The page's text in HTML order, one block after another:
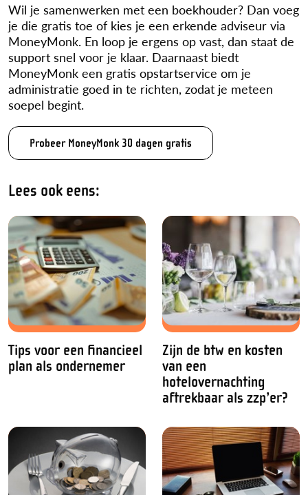
Wil je samenwerken met een boekhouder? Dan voeg
je die gratis toe of kies je een erkende adviseur via
MoneyMonk. En loop je ergens op vast, dan staat de
support snel voor je klaar. Daarnaast biedt
MoneyMonk een gratis opstartservice om je
administratie goed in te richten, zodat je meteen
soepel begint.
Probeer MoneyMonk 30 dagen gratis
Lees ook eens:
Tips voor een financieel
plan als ondernemer
Zijn de btw en kosten
van een
hotelovernachting
aftrekbaar als zzp’er?